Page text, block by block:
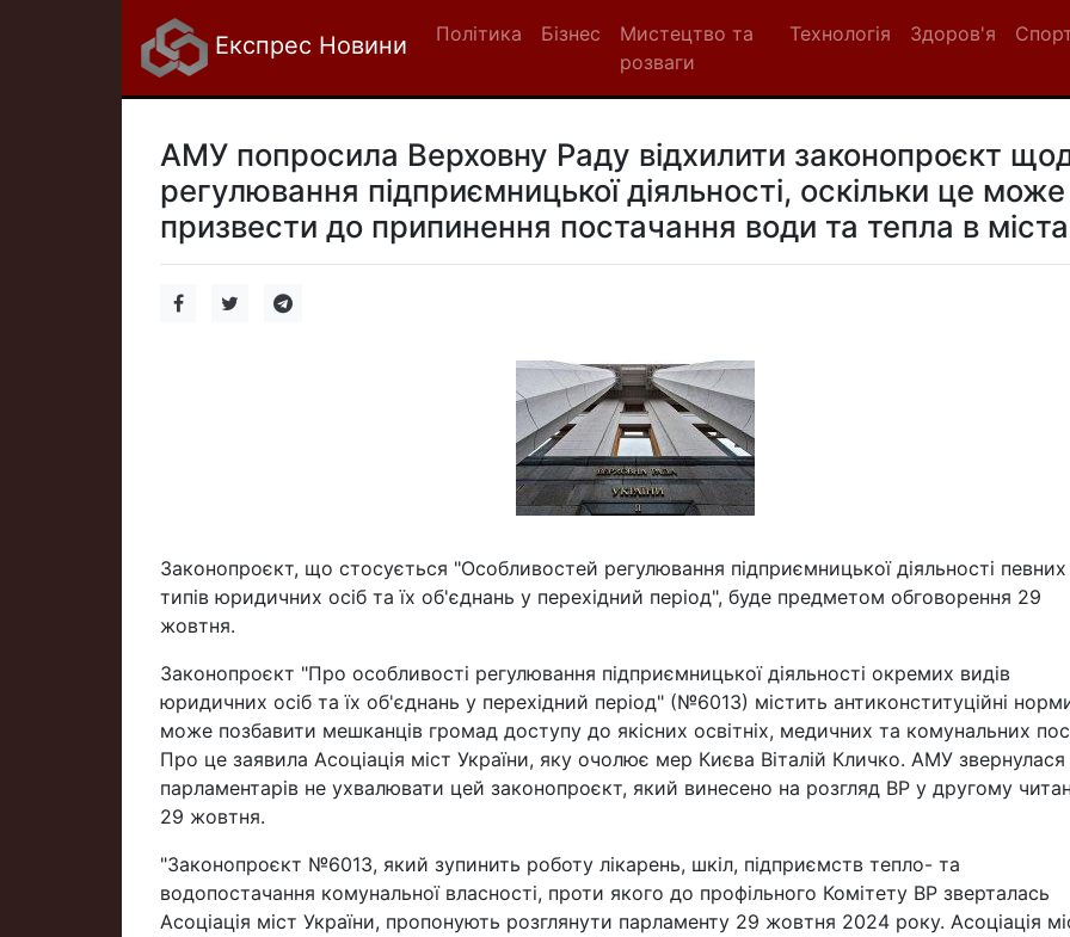
Експрес Новини Політика Бізнес
Мистецтво та
розваги
Технологія Здоров'я
АМУ попросила Верховну Раду відхилити законопроєкт
регулювання підприємницької діяльності, оскільки це може
призвести до припинення постачання води та тепла в
Законопроєкт, що стосується "Особливостей регулювання підприємницької діяльності певних
типів юридичних осіб та їх об'єднань у перехідний період", буде предметом обговорення 29
жовтня.
Законопроєкт "Про особливості регулювання підприємницької діяльності окремих видів
юридичних осіб та їх об'єднань у перехідний період" (№6013) містить антиконституційні
може позбавити мешканців громад доступу до якісних освітніх, медичних та комунальних
Про це заявила Асоціація міст України, яку очолює мер Києва Віталій Кличко. АМУ
парламентарів не ухвалювати цей законопроєкт, який винесено на розгляд ВР у другому
29 жовтня.
"Законопроєкт №6013, який зупинить роботу лікарень, шкіл, підприємств тепло- та
водопостачання комунальної власності, проти якого до профільного Комітету ВР зверталась
Асоціація міст України, пропонують розглянути парламенту 29 жовтня 2024 року. Асоціація